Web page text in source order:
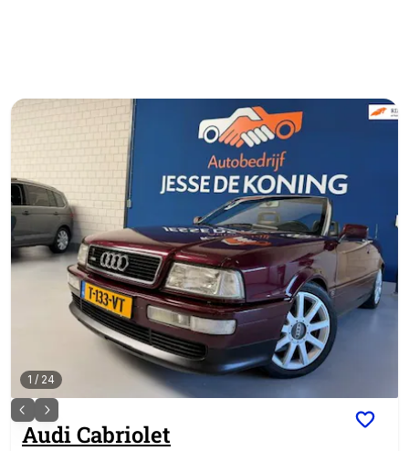
1 / 24
AudiCabriolet